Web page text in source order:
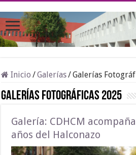
Inicio /Galerías/Galerías
Galerías Fotográficas 2025
Galería: CDHCM
años del Halconazo